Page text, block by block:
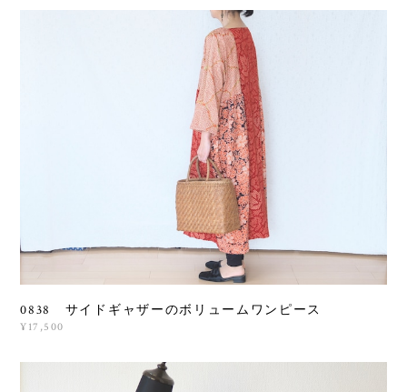
0838 サイドギャザーのボリュームワンピース
¥17,500